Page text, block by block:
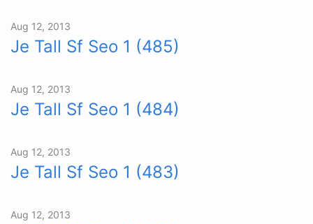
Aug 12, 2013
Je Tall Sf Seo 1 (485)
Aug 12, 2013
Je Tall Sf Seo 1 (484)
Aug 12, 2013
Je Tall Sf Seo 1 (483)
Aug 12, 2013